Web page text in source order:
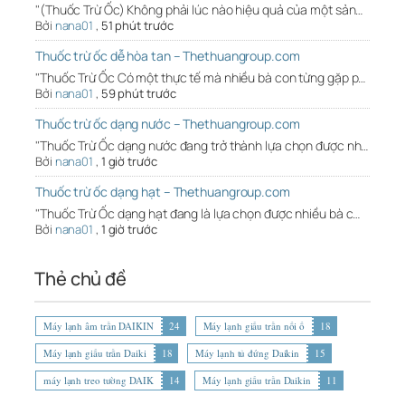
"(Thuốc Trừ Ốc) Không phải lúc nào hiệu quả của một sản…
Bởi nana01 , 51 phút trước
Thuốc trừ ốc dễ hòa tan – Thethuangroup.com
"Thuốc Trừ Ốc Có một thực tế mà nhiều bà con từng gặp p…
Bởi nana01 , 59 phút trước
Thuốc trừ ốc dạng nước – Thethuangroup.com
"Thuốc Trừ Ốc dạng nước đang trở thành lựa chọn được nh…
Bởi nana01 , 1 giờ trước
Thuốc trừ ốc dạng hạt – Thethuangroup.com
"Thuốc Trừ Ốc dạng hạt đang là lựa chọn được nhiều bà c…
Bởi nana01 , 1 giờ trước
Thẻ chủ đề
Máy lạnh âm trần DAIKIN 24 Máy lạnh giấu trần nối ố
18
Máy lạnh giấu trần Daiki
18 Máy lạnh tủ đứng Daikin
15
máy lạnh treo tường DAIK
14 Máy lạnh giấu trần Daikin
11